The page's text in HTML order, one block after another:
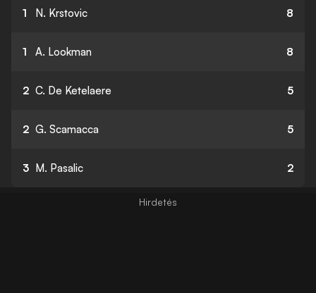
1 N. Krstovic 8
1 A. Lookman 8
2 C. De Ketelaere 5
2 G. Scamacca 5
3 M. Pasalic 2